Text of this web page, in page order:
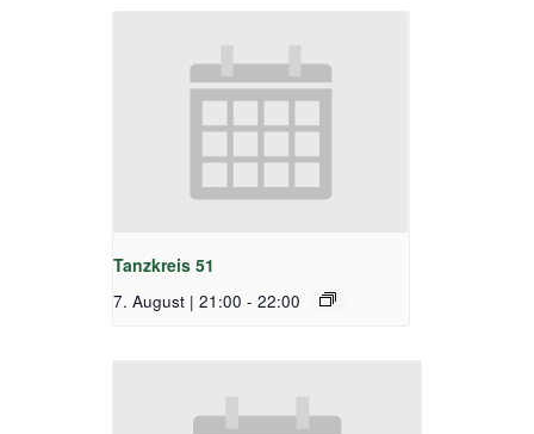
Tanzkreis 51
7. August | 21:00 - 22:00